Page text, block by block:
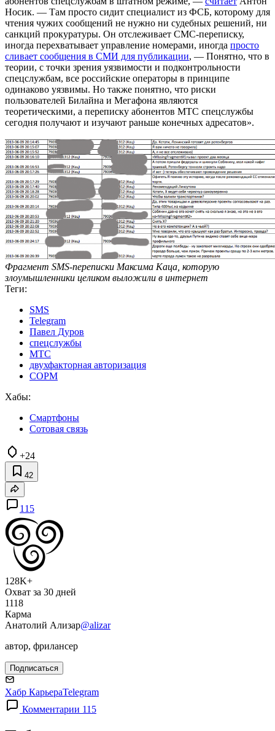
Носик. — Там просто сидит специалист из ФСБ, которому для
чтения чужих сообщений не нужно ни судебных решений, ни
санкций прокуратуры. Он отслеживает СМС-переписку,
иногда перехватывает управление номерами, иногда просто
сливает сообщения в СМИ для публикации, — Понятно, что в
теории, с точки зрения уязвимости и подконтрольности
спецслужбам, все российские операторы в принципе
одинаково уязвимы. Но также понятно, что риски
пользователей Билайна и Мегафона являются
теоретическими, а переписку абонентов МТС спецслужбы
сегодня получают и изучают раньше конечных адресатов».
Фрагмент SMS-переписки Максима Каца, которую
злоумышленники целиком выложили в интернет
Теги:
SMS
Telegram
Павел Дуров
спецслужбы
МТС
двухфакторная авторизация
СОРМ
Хабы:
Смартфоны
Сотовая связь
+24
42
115
128K+
Охват за 30 дней
1118
Карма
Анатолий Ализар@alizar
автор, фрилансер
Подписаться
Хабр КарьераTelegram
Комментарии 115